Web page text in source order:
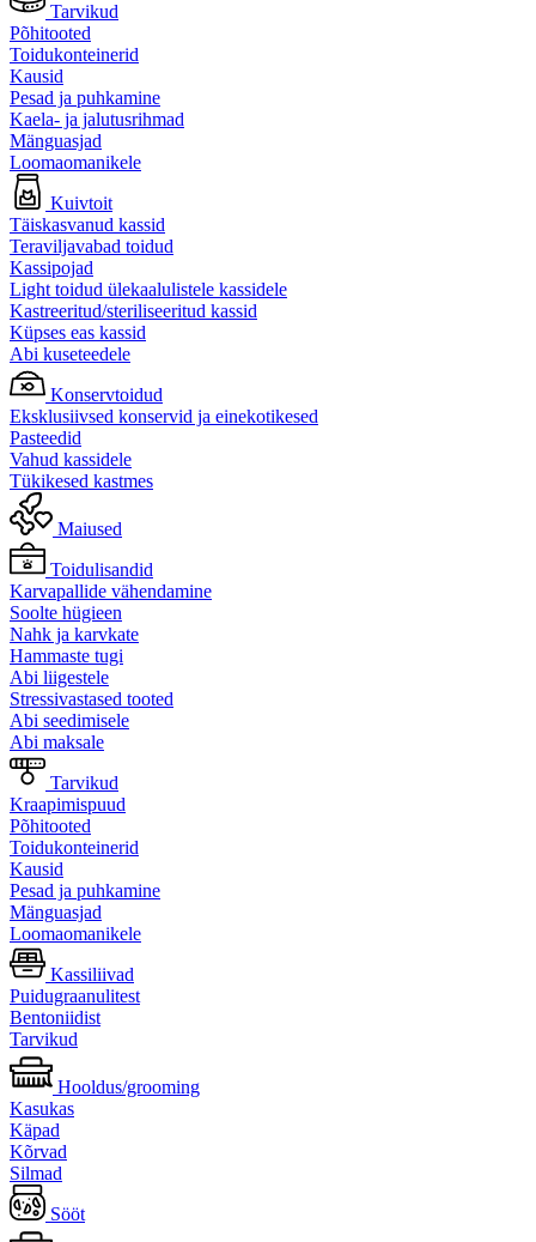
Tarvikud
Põhitooted
Toidukonteinerid
Kausid
Pesad ja puhkamine
Kaela- ja jalutusrihmad
Mänguasjad
Loomaomanikele
Kuivtoit
Täiskasvanud kassid
Teraviljavabad toidud
Kassipojad
Light toidud ülekaalulistele kassidele
Kastreeritud/steriliseeritud kassid
Küpses eas kassid
Abi kuseteedele
Konservtoidud
Eksklusiivsed konservid ja einekotikesed
Pasteedid
Vahud kassidele
Tükikesed kastmes
Maiused
Toidulisandid
Karvapallide vähendamine
Soolte hügieen
Nahk ja karvkate
Hammaste tugi
Abi liigestele
Stressivastased tooted
Abi seedimisele
Abi maksale
Tarvikud
Kraapimispuud
Põhitooted
Toidukonteinerid
Kausid
Pesad ja puhkamine
Mänguasjad
Loomaomanikele
Kassiliivad
Puidugraanulitest
Bentoniidist
Tarvikud
Hooldus/grooming
Kasukas
Käpad
Kõrvad
Silmad
Sööt